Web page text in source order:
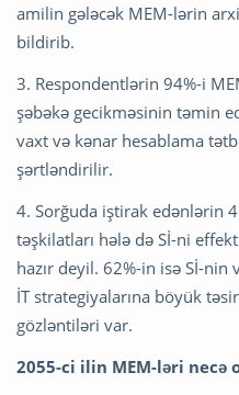
amilin gələcək MEM-lərin
bildirib.
3. Respondentlərin 94%-i
şəbəkə gecikməsinin təmin
vaxt və kənar hesablama
şərtləndirilir.
4. Sorğuda iştirak edənlərin
təşkilatları hələ də Sİ-ni
hazır deyil. 62%-in isə Sİ-nin
İT strategiyalarına böyük
gözləntiləri var.
2055-ci ilin MEM-ləri necə